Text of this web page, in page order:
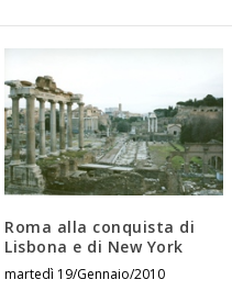
Roma alla conquista di
Lisbona e di New York
martedì 19/Gennaio/2010